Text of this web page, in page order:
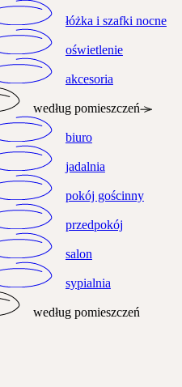
łóżka i szafki nocne
oświetlenie
akcesoria
według pomieszczeń
biuro
jadalnia
pokój gościnny
przedpokój
salon
sypialnia
według pomieszczeń